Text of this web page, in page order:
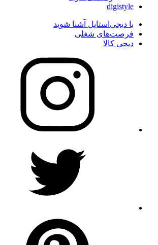
digistyle
با دیجی‌استایل آشنا شوید
فرصت‌های شغلی
دیجی کالا